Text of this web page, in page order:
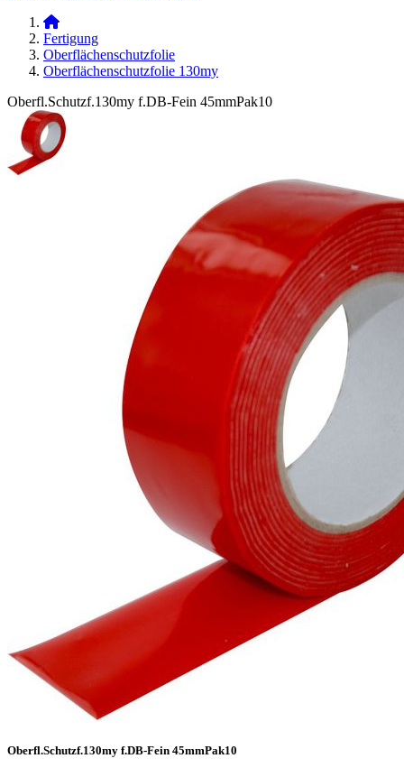
Fertigung
Oberflächenschutzfolie
Oberflächenschutzfolie 130my
Oberfl.Schutzf.130my f.DB-Fein 45mmPak10
Oberfl.Schutzf.130my f.DB-Fein 45mmPak10